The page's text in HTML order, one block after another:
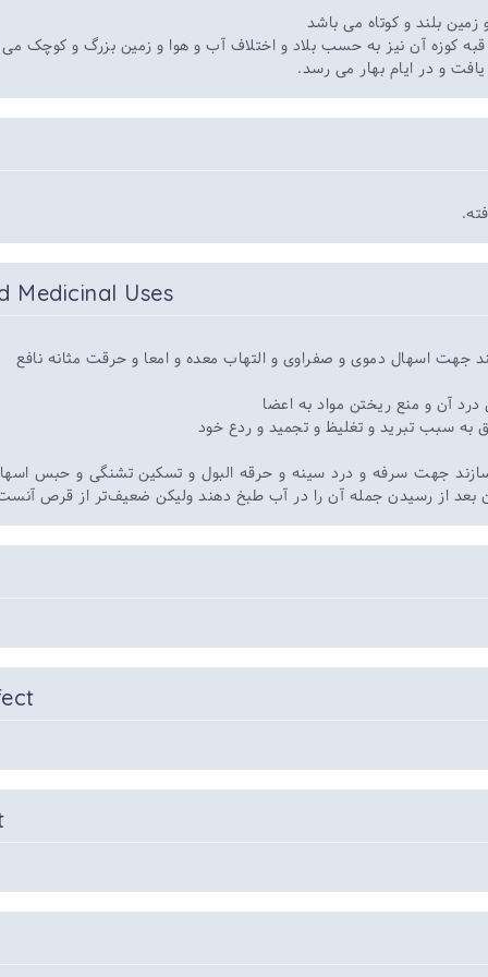
بلند و کوتاه می باشد
کوزه آن نیز به حسب بلاد و اختلاف آب و هوا و زمین بزرگ و کوچک
و در ایام بهار می رسد.
Medicinal Uses
اسهال دموی و صفراوی و التهاب معده و امعا و حرقت مثانه نافع
آن و منع ریختن مواد به اعضا
سبب تبرید و تغلیظ و تجمید و ردع خود
جهت سرفه و درد سینه و حرقه البول و تسکین تشنگی و حبس
بعد از رسیدن جمله آن را در آب طبخ دهند ولیکن ضعیف‌تر از قرص